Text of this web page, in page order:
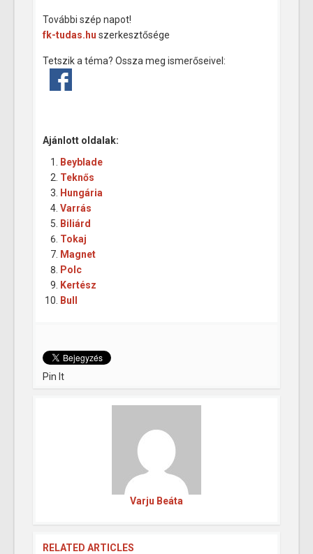
További szép napot!
fk-tudas.hu szerkesztősége
Tetszik a téma? Ossza meg ismerőseivel:
Ajánlott oldalak:
Beyblade
Teknős
Hungária
Varrás
Biliárd
Tokaj
Magnet
Polc
Kertész
Bull
Pin It
Varju Beáta
RELATED ARTICLES